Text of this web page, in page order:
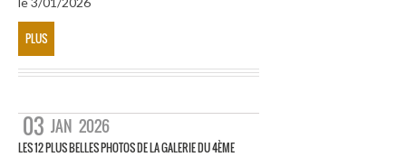
PLUS
03 JAN 2026
LES 12 PLUS BELLES PHOTOS DE LA GALERIE DU 4ÈME